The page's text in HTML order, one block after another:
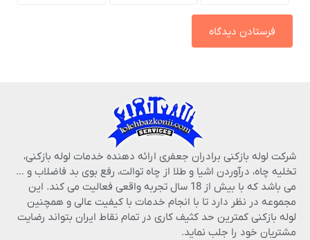
شرکت لوله بازکنی برادران جعفری ارائه دهنده خدمات لوله بازکنی،
تخلیه چاه، درآوردن اشیا و طلا از چاه توالت، رفع بوی بد فاضلاب و …
می باشد که با بیش از 18 سال تجربه واقعی فعالیت می کند. این
مجموعه در نظر دارد تا با انجام خدمات با کیفیت عالی و همچنین
لوله بازکنی کمترین حد کثیف کاری در تمام نقاط ایران بتواند رضایت
مشتریان خود را جلب نماید.